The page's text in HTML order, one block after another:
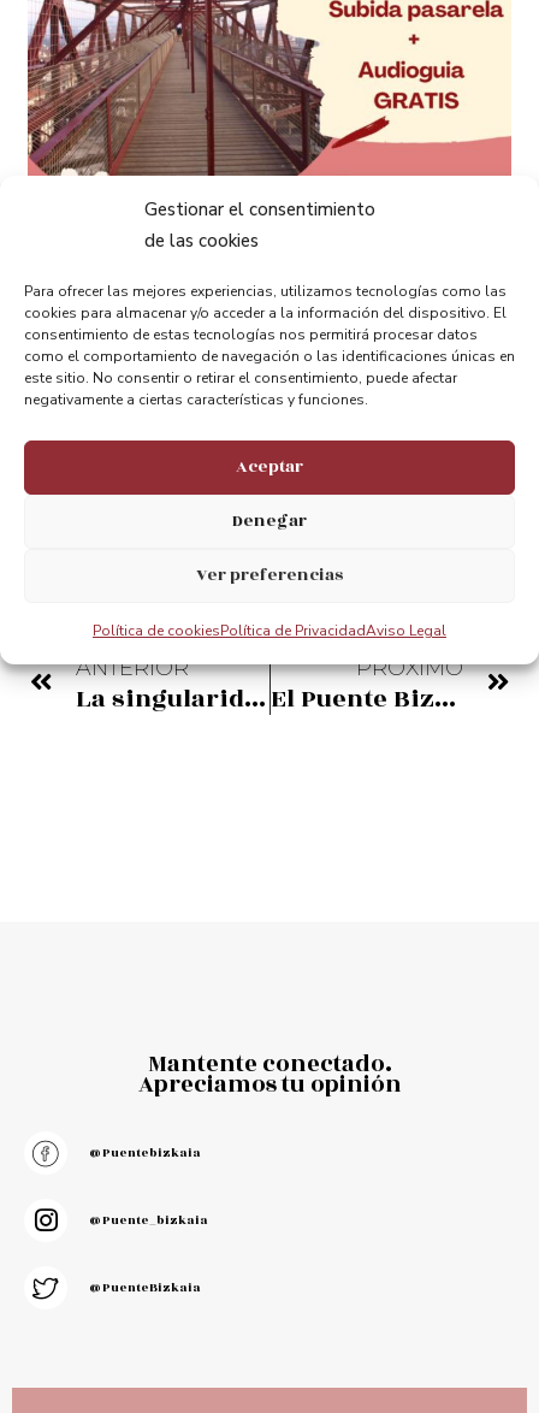
Gestionar el consentimiento
de las cookies
Para ofrecer las mejores experiencias, utilizamos tecnologías como las
cookies para almacenar y/o acceder a la información del dispositivo. El
consentimiento de estas tecnologías nos permitirá procesar datos
como el comportamiento de navegación o las identificaciones únicas en
este sitio. No consentir o retirar el consentimiento, puede afectar
negativamente a ciertas características y funciones.
Aceptar
Denegar
Ver preferencias
Política de cookiesPolítica de PrivacidadAviso Legal
ANTERIOR
La singularidad del Puente Bizkaia
PRÓXIMO
El Puente Bizkaia retoma su funcionamiento
Mantente conectado.
Apreciamos tu opinión
@puentebizkaia
@puente_bizkaia
@PuenteBizkaia